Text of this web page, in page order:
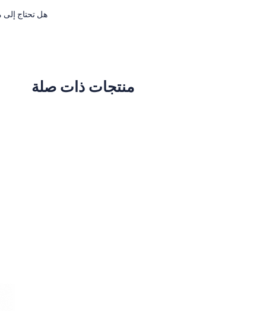
هل تحتاج إلى
منتجات ذات صلة